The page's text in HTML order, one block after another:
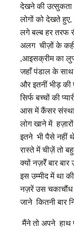
देखने की
लोगों को देखते
लगे बल्ब हर तरफ
अलग चीज़ों के
,आइसक्रीम का
जहाँ पंडाल के
और इतनीं भीड़
सिर्फ बच्चों की
आस में कैंसर
लोग खाने में
इतने भी पैसे नहीं
रास्ते में चीज़ें तो
क्यों नज़रेँ बार
इस उम्मीद में था
नज़रें उस चकाचौंध
जाने कितनी बार
मैंने तो अपने हाथ